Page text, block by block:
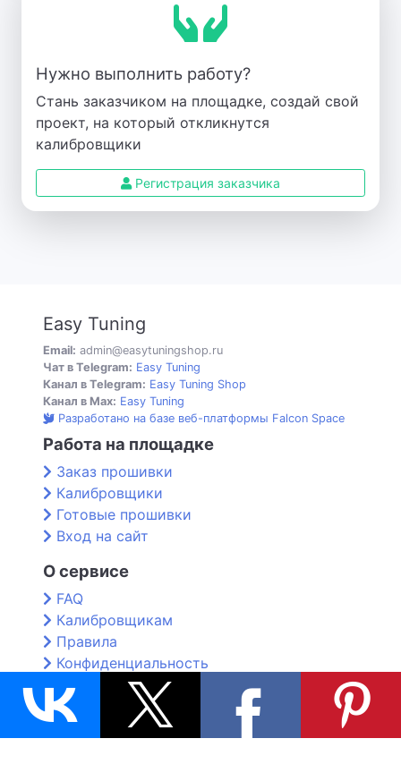
Нужно выполнить работу?
Стань заказчиком на площадке, создай свой
проект, на который откликнутся
калибровщики
Регистрация заказчика
Easy Tuning
Email: admin@easytuningshop.ru
Чат в Telegram: Easy Tuning
Канал в Telegram: Easy Tuning Shop
Канал в Max: Easy Tuning
Разработано на базе веб-платформы Falcon Space
Работа на площадке
Заказ прошивки
Калибровщики
Готовые прошивки
Вход на сайт
О сервисе
FAQ
Калибровщикам
Правила
Конфиденциальность
Контакты